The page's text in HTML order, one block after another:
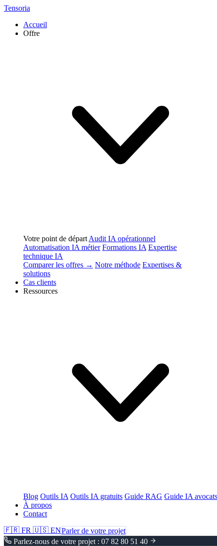
Tensoria
Accueil
Offre
Votre point de départ Audit IA opérationnel
Automatisation IA métier Formations IA Expertise
technique IA
Comparer les offres → Notre méthode Expertises &
solutions
Cas clients
Ressources
Blog Outils IA Outils IA gratuits Guide RAG Guide IA avocats
À propos
Contact
🇫🇷 FR 🇺🇸 ENParler de votre projet
Parlez-nous de votre projet : 07 82 80 51 40